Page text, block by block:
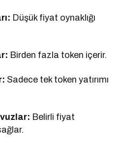
Düşük fiyat oynaklığı
Birden fazla token içerir.
Sadece tek token yatırımı
Belirli fiyat